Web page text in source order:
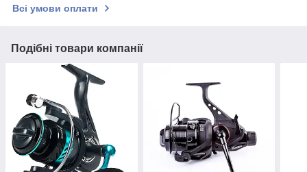
Всі умови оплати
Подібні товари компанії